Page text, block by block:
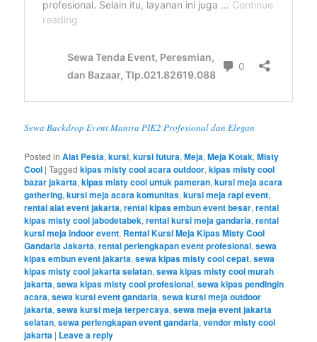
Sewa Backdrop Event Mantra PIK2 Profesional dan Elegan
Posted in Alat Pesta,kursi,kursi futura,Meja,Meja Kotak,Misty
Cool |Tagged kipas misty cool acara outdoor,kipas misty cool
bazar jakarta,kipas misty cool untuk pameran,kursi meja acara
gathering,kursi meja acara komunitas,kursi meja rapi event,
rental alat event jakarta,rental kipas embun event besar,rental
kipas misty cool jabodetabek,rental kursi meja gandaria,rental
kursi meja indoor event, Rental Kursi Meja Kipas Misty Cool
Gandaria Jakarta,rental perlengkapan event profesional,sewa
kipas embun event jakarta,sewa kipas misty cool cepat,sewa
kipas misty cool jakarta selatan,sewa kipas misty cool murah
jakarta,sewa kipas misty cool profesional,sewa kipas pendingin
acara,sewa kursi event gandaria,sewa kursi meja outdoor
jakarta,sewa kursi meja terpercaya,sewa meja event jakarta
selatan,sewa perlengkapan event gandaria,vendor misty cool
jakarta | Leave a reply